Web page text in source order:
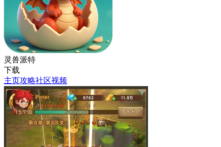
灵兽派特
下载
主页攻略社区视频